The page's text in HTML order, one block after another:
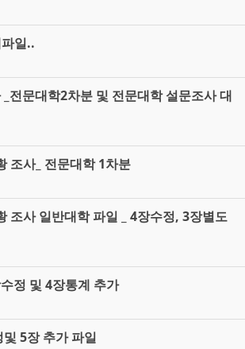
일..
전문대학2차분 및 전문대학 설문조사 대
조사_ 전문대학 1차분
조사 일반대학 파일 _ 4장수정, 3장별도
정 및 4장통계 추가
5장 추가 파일